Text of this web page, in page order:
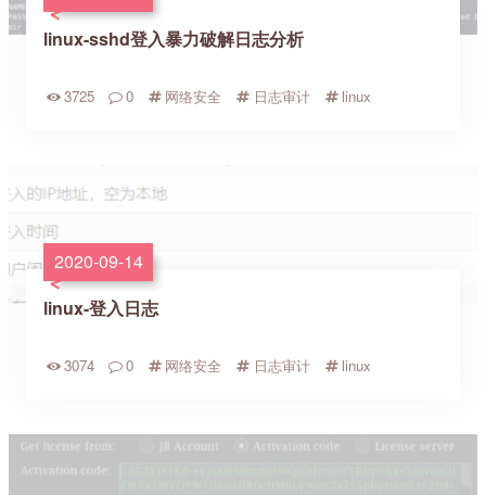
linux-sshd登入暴力破解日志分析
3725 0 网络安全 日志审计 linux
2020-09-14
linux-登入日志
3074 0 网络安全 日志审计 linux